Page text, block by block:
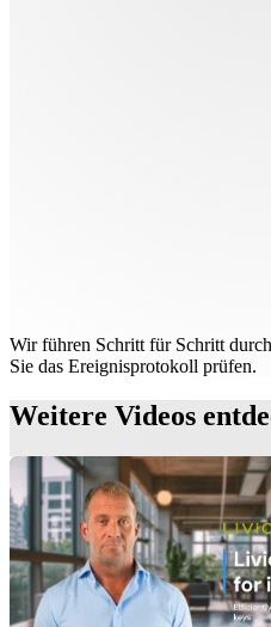
Wir führen Schritt für Schritt
Sie das Ereignisprotokoll prüfen.
Weitere Videos